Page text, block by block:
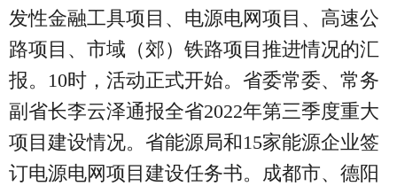
发性金融工具项目、电源电网项目、高速公
路项目、市域（郊）铁路项目推进情况的汇
报。10时，活动正式开始。省委常委、常务
副省长李云泽通报全省2022年第三季度重大
项目建设情况。省能源局和15家能源企业签
订电源电网项目建设任务书。成都市、德阳